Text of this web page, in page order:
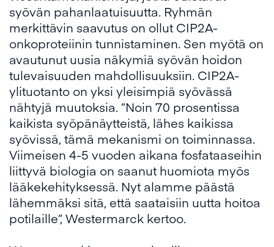
syövän pahanlaatuisuutta. Ryhmän
merkittävin saavutus on ollut CIP2A-
onkoproteiinin tunnistaminen. Sen myötä on
avautunut uusia näkymiä syövän hoidon
tulevaisuuden mahdollisuuksiin. CIP2A-
ylituotanto on yksi yleisimpiä syövässä
nähtyjä muutoksia. ”Noin 70 prosentissa
kaikista syöpänäytteistä, lähes kaikissa
syövissä, tämä mekanismi on toiminnassa.
Viimeisen 4-5 vuoden aikana fosfataaseihin
liittyvä biologia on saanut huomiota myös
lääkekehityksessä. Nyt alamme päästä
lähemmäksi sitä, että saataisiin uutta hoitoa
potilaille”, Westermarck kertoo.